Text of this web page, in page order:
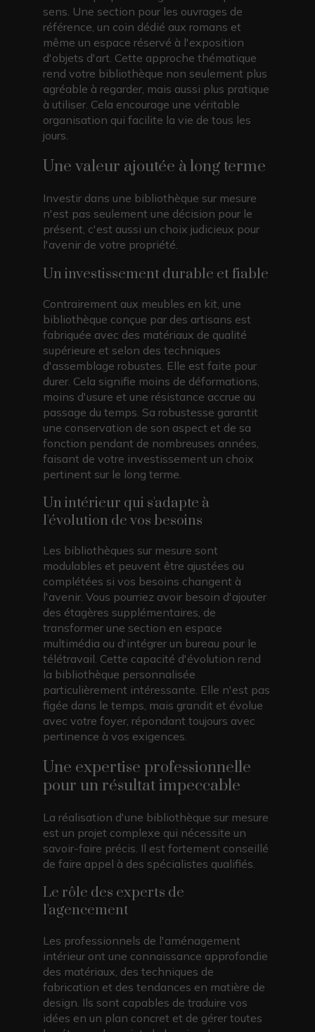
sens. Une section pour les ouvrages de
référence, un coin dédié aux romans et
même un espace réservé à l'exposition
d'objets d'art. Cette approche thématique
rend votre bibliothèque non seulement plus
agréable à regarder, mais aussi plus pratique
à utiliser. Cela encourage une véritable
organisation qui facilite la vie de tous les
jours.
Une valeur ajoutée à long terme
Investir dans une bibliothèque sur mesure
n'est pas seulement une décision pour le
présent, c'est aussi un choix judicieux pour
l'avenir de votre propriété.
Un investissement durable et fiable
Contrairement aux meubles en kit, une
bibliothèque conçue par des artisans est
fabriquée avec des matériaux de qualité
supérieure et selon des techniques
d'assemblage robustes. Elle est faite pour
durer. Cela signifie moins de déformations,
moins d'usure et une résistance accrue au
passage du temps. Sa robustesse garantit
une conservation de son aspect et de sa
fonction pendant de nombreuses années,
faisant de votre investissement un choix
pertinent sur le long terme.
Un intérieur qui s'adapte à
l'évolution de vos besoins
Les bibliothèques sur mesure sont
modulables et peuvent être ajustées ou
complétées si vos besoins changent à
l'avenir. Vous pourriez avoir besoin d'ajouter
des étagères supplémentaires, de
transformer une section en espace
multimédia ou d'intégrer un bureau pour le
télétravail. Cette capacité d'évolution rend
la bibliothèque personnalisée
particulièrement intéressante. Elle n'est pas
figée dans le temps, mais grandit et évolue
avec votre foyer, répondant toujours avec
pertinence à vos exigences.
Une expertise professionnelle
pour un résultat impeccable
La réalisation d'une bibliothèque sur mesure
est un projet complexe qui nécessite un
savoir-faire précis. Il est fortement conseillé
de faire appel à des spécialistes qualifiés.
Le rôle des experts de
l'agencement
Les professionnels de l'aménagement
intérieur ont une connaissance approfondie
des matériaux, des techniques de
fabrication et des tendances en matière de
design. Ils sont capables de traduire vos
idées en un plan concret et de gérer toutes